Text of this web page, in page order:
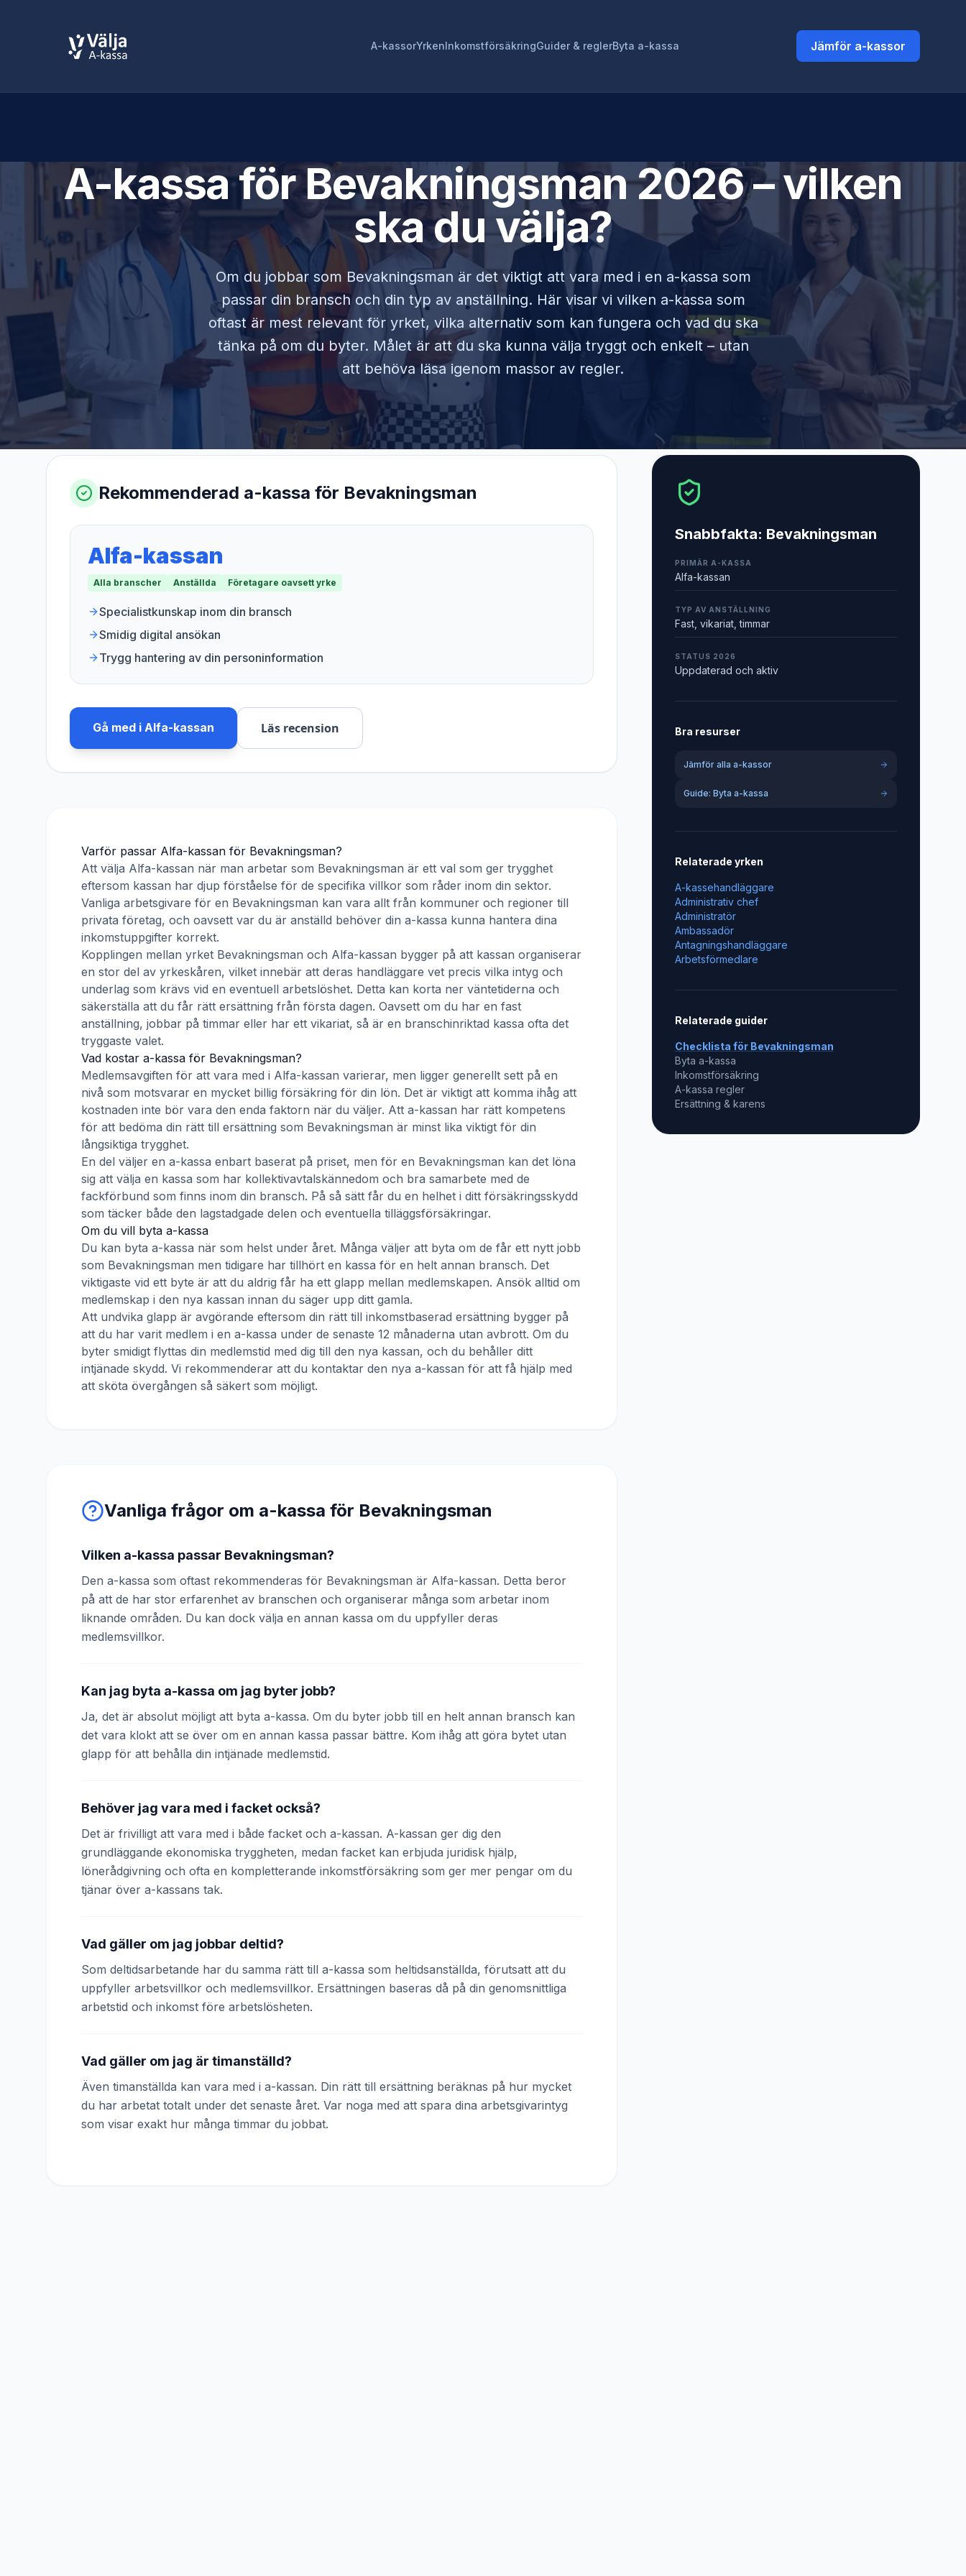
A-kassorYrkenInkomstförsäkringGuider & reglerByta a-kassa Jämför a-kassor
A-kassa förBevakningsman2026 – vilken
ska du välja?
Om du jobbar som Bevakningsman är det viktigt att vara med i en a-kassa som
passar din bransch och din typ av anställning. Här visar vi vilken a-kassa som
oftast är mest relevant för yrket, vilka alternativ som kan fungera och vad du ska
tänka på om du byter. Målet är att du ska kunna välja tryggt och enkelt – utan
att behöva läsa igenom massor av regler.
Rekommenderad a-kassa för Bevakningsman
Alfa-kassan
Alla branscher Anställda Företagare oavsett yrke
Specialistkunskap inom din bransch
Smidig digital ansökan
Trygg hantering av din personinformation
Gå med i Alfa-kassan Läs recension
Varför passar Alfa-kassan för Bevakningsman?
Att välja Alfa-kassan när man arbetar som Bevakningsman är ett val som ger trygghet
eftersom kassan har djup förståelse för de specifika villkor som råder inom din sektor.
Vanliga arbetsgivare för en Bevakningsman kan vara allt från kommuner och regioner till
privata företag, och oavsett var du är anställd behöver din a-kassa kunna hantera dina
inkomstuppgifter korrekt.
Kopplingen mellan yrket Bevakningsman och Alfa-kassan bygger på att kassan organiserar
en stor del av yrkeskåren, vilket innebär att deras handläggare vet precis vilka intyg och
underlag som krävs vid en eventuell arbetslöshet. Detta kan korta ner väntetiderna och
säkerställa att du får rätt ersättning från första dagen. Oavsett om du har en fast
anställning, jobbar på timmar eller har ett vikariat, så är en branschinriktad kassa ofta det
tryggaste valet.
Vad kostar a-kassa för Bevakningsman?
Medlemsavgiften för att vara med i Alfa-kassan varierar, men ligger generellt sett på en
nivå som motsvarar en mycket billig försäkring för din lön. Det är viktigt att komma ihåg att
kostnaden inte bör vara den enda faktorn när du väljer. Att a-kassan har rätt kompetens
för att bedöma din rätt till ersättning som Bevakningsman är minst lika viktigt för din
långsiktiga trygghet.
En del väljer en a-kassa enbart baserat på priset, men för en Bevakningsman kan det löna
sig att välja en kassa som har kollektivavtalskännedom och bra samarbete med de
fackförbund som finns inom din bransch. På så sätt får du en helhet i ditt försäkringsskydd
som täcker både den lagstadgade delen och eventuella tilläggsförsäkringar.
Om du vill byta a-kassa
Du kan byta a-kassa när som helst under året. Många väljer att byta om de får ett nytt jobb
som Bevakningsman men tidigare har tillhört en kassa för en helt annan bransch. Det
viktigaste vid ett byte är att du aldrig får ha ett glapp mellan medlemskapen. Ansök alltid om
medlemskap i den nya kassan innan du säger upp ditt gamla.
Att undvika glapp är avgörande eftersom din rätt till inkomstbaserad ersättning bygger på
att du har varit medlem i en a-kassa under de senaste 12 månaderna utan avbrott. Om du
byter smidigt flyttas din medlemstid med dig till den nya kassan, och du behåller ditt
intjänade skydd. Vi rekommenderar att du kontaktar den nya a-kassan för att få hjälp med
att sköta övergången så säkert som möjligt.
Vanliga frågor om a-kassa för Bevakningsman
Vilken a-kassa passar Bevakningsman?
Den a-kassa som oftast rekommenderas för Bevakningsman är Alfa-kassan. Detta beror
på att de har stor erfarenhet av branschen och organiserar många som arbetar inom
liknande områden. Du kan dock välja en annan kassa om du uppfyller deras
medlemsvillkor.
Kan jag byta a-kassa om jag byter jobb?
Ja, det är absolut möjligt att byta a-kassa. Om du byter jobb till en helt annan bransch kan
det vara klokt att se över om en annan kassa passar bättre. Kom ihåg att göra bytet utan
glapp för att behålla din intjänade medlemstid.
Behöver jag vara med i facket också?
Det är frivilligt att vara med i både facket och a-kassan. A-kassan ger dig den
grundläggande ekonomiska tryggheten, medan facket kan erbjuda juridisk hjälp,
lönerådgivning och ofta en kompletterande inkomstförsäkring som ger mer pengar om du
tjänar över a-kassans tak.
Vad gäller om jag jobbar deltid?
Som deltidsarbetande har du samma rätt till a-kassa som heltidsanställda, förutsatt att du
uppfyller arbetsvillkor och medlemsvillkor. Ersättningen baseras då på din genomsnittliga
arbetstid och inkomst före arbetslösheten.
Vad gäller om jag är timanställd?
Även timanställda kan vara med i a-kassan. Din rätt till ersättning beräknas på hur mycket
du har arbetat totalt under det senaste året. Var noga med att spara dina arbetsgivarintyg
som visar exakt hur många timmar du jobbat.
Snabbfakta: Bevakningsman
PRIMÄR A-KASSA
Alfa-kassan
TYP AV ANSTÄLLNING
Fast, vikariat, timmar
STATUS 2026
Uppdaterad och aktiv
Bra resurser
Jämför alla a-kassor
Guide: Byta a-kassa
Relaterade yrken
A-kassehandläggare
Administrativ chef
Administratör
Ambassadör
Antagningshandläggare
Arbetsförmedlare
Relaterade guider
Checklista för Bevakningsman
Byta a-kassa
Inkomstförsäkring
A-kassa regler
Ersättning & karens